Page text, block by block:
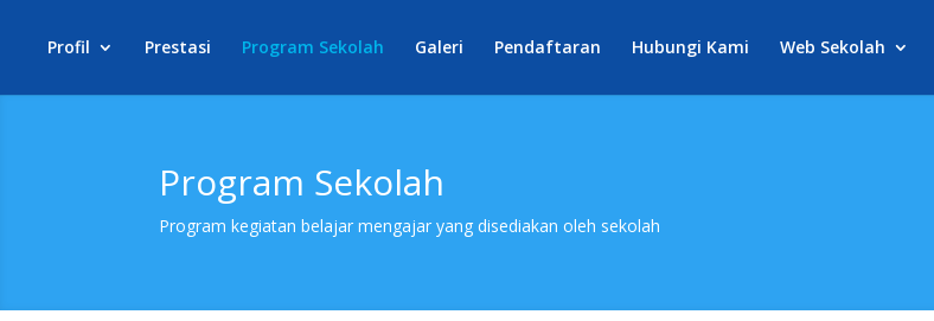
Profil Prestasi Program Sekolah Galeri Pendaftaran Hubungi Kami Web Sekolah
Program Sekolah
Program kegiatan belajar mengajar yang disediakan oleh sekolah